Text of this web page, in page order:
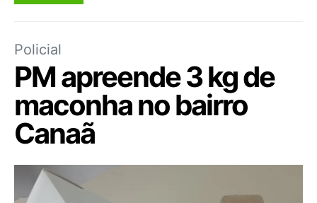
Policial
PM apreende 3 kg de
maconha no bairro
Canaã